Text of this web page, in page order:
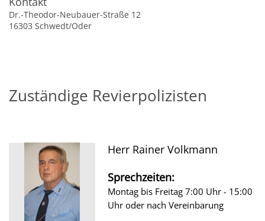
Dr.-Theodor-Neubauer-Straße 12
16303 Schwedt/Oder
Zuständige Revierpolizisten
Herr Rainer Volkmann
Sprechzeiten:
Montag bis Freitag 7:00 Uhr - 15:00
Uhr oder nach Vereinbarung